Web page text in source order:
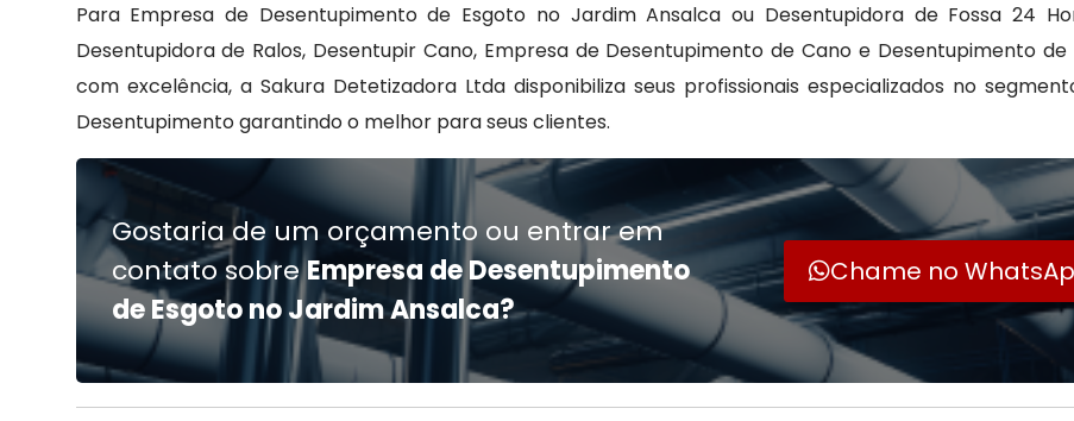
Para Empresa de Desentupimento de Esgoto no Jardim Ansalca ou Desentupidora de Fossa 24
Desentupidora de Ralos, Desentupir Cano, Empresa de Desentupimento de Cano e Desentupimento de
com excelência, a Sakura Detetizadora Ltda disponibiliza seus profissionais especializados no
Desentupimento garantindo o melhor para seus clientes.
Gostaria de um orçamento ou entrar em
contato sobreEmpresa de Desentupimento
de Esgoto no Jardim Ansalca?
Chame no